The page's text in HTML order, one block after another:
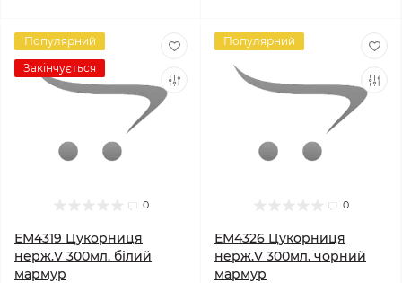
Популярний
Закінчується
0
ЕМ4319 Цукорниця
нерж.V 300мл. білий
мармур
Популярний
0
ЕМ4326 Цукорниця
нерж.V 300мл. чорний
мармур